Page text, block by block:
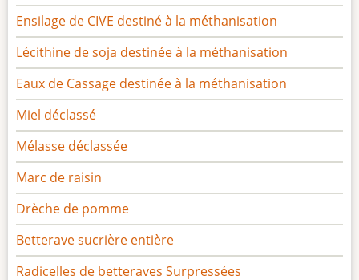
Ensilage de CIVE destiné à la méthanisation
Lécithine de soja destinée à la méthanisation
Eaux de Cassage destinée à la méthanisation
Miel déclassé
Mélasse déclassée
Marc de raisin
Drèche de pomme
Betterave sucrière entière
Radicelles de betteraves Surpressées